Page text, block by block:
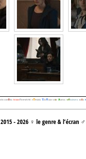
2015 - 2026 ♀ le genre & l’écran ♂